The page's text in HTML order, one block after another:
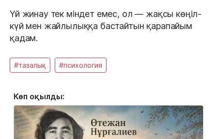
Үй жинау тек міндет емес, ол — жақсы көңіл-
күй мен жайлылыққа бастайтын қарапайым
қадам.
#тазалық #психология
Көп оқылды: